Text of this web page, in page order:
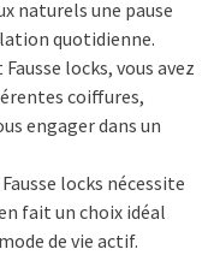
naturels une pause
quotidienne.
locks, vous avez
coiffures,
engager dans un
locks nécessite
fait un choix idéal
de vie actif.